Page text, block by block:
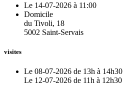
Le 14-07-2026 à 11:00
Domicile
du Tivoli, 18
5002 Saint-Servais
visites
Le 08-07-2026 de 13h à 14h30
Le 12-07-2026 de 11h à 12h30